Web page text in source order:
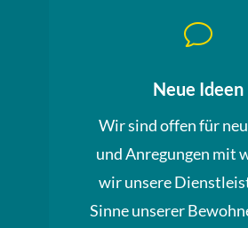
v
Neue Ideen
Wir sind offen für
und Anregungen mit
wir unsere
Sinne unserer